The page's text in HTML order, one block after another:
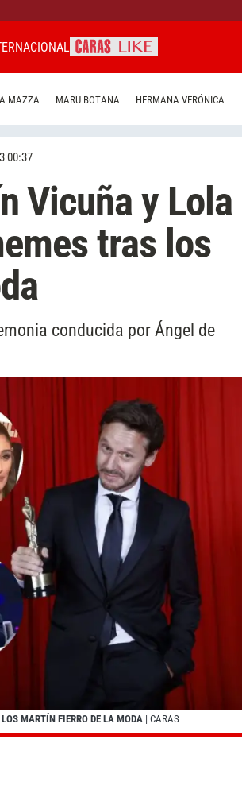
MAZZA MARU BOTANA HERMANA VERÓNICA
00:37
Vicuña y Lola
tras los
conducida por Ángel de
MARTÍN FIERRO DE LA MODA | CARAS